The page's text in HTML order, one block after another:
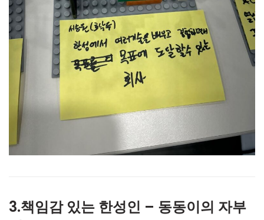
3.책임감 있는 한성인 – 동동이의 자부